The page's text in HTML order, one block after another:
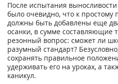
После испытания
было очевидно, что к простому
должны быть добавлены еще
осанки, в сумме составляющие
резонный вопрос: сможет ли
разумный стандарт?
сохранять правильное
удерживать его на уроках, а
каникул.